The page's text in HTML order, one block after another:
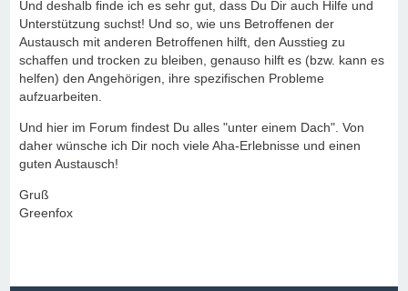
Und deshalb finde ich es sehr gut, dass Du Dir auch Hilfe und
Unterstützung suchst! Und so, wie uns Betroffenen der
Austausch mit anderen Betroffenen hilft, den Ausstieg zu
schaffen und trocken zu bleiben, genauso hilft es (bzw. kann es
helfen) den Angehörigen, ihre spezifischen Probleme
aufzuarbeiten.
Und hier im Forum findest Du alles "unter einem Dach". Von
daher wünsche ich Dir noch viele Aha-Erlebnisse und einen
guten Austausch!
Gruß
Greenfox